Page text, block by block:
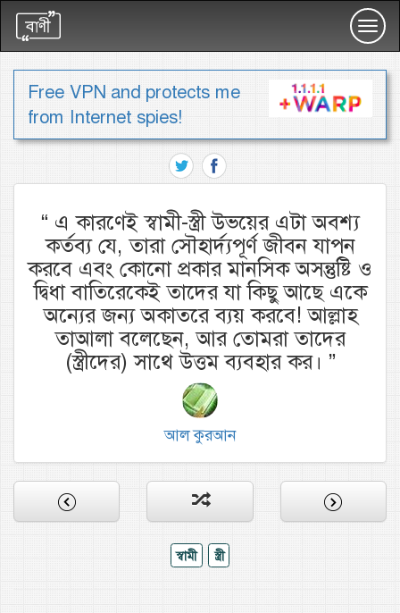
Free VPN and protects me
from Internet spies!
“ এ কারণেই স্বামী-স্ত্রী উভয়ের এটা অবশ্য
কর্তব্য যে, তারা সৌহার্দ্যপূর্ণ জীবন যাপন
করবে এবং কোনো প্রকার মানসিক অসন্তুষ্টি ও
দ্বিধা বাতিরেকেই তাদের যা কিছু আছে একে
অন্যের জন্য অকাতরে ব্যয় করবে! আল্লাহ
তাআলা বলেছেন, আর তোমরা তাদের
(স্ত্রীদের) সাথে উত্তম ব্যবহার কর। ”
আল কুরআন
স্বামী স্ত্রী